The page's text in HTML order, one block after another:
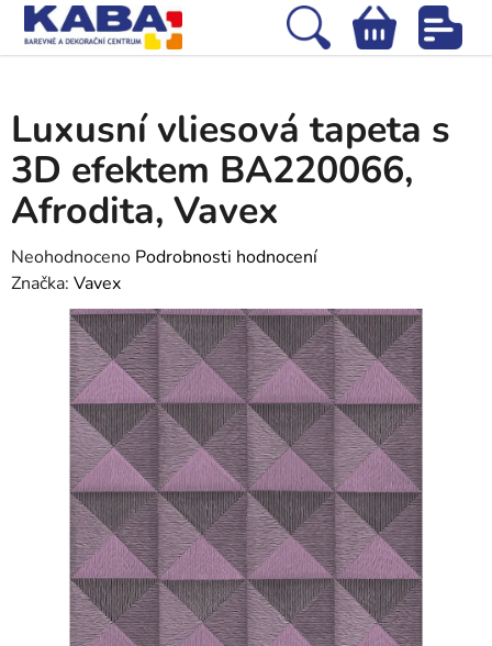
Přejít
obsah
Hledat
NÁKUPNÍ
Luxusní vliesová tapeta s
3D efektem BA220066,
Afrodita, Vavex
Průměrné
hodnocení
produktu
hvězdiček.
Neohodnoceno Podrobnosti hodnocení
Značka: Vavex